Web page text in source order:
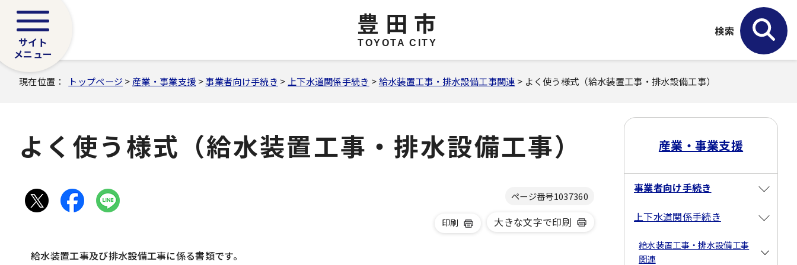
豊田市
TOYOTA CITY
サイト
メニュー
検索
現在位置： トップページ > 産業・事業支援 >事業者向け手続き > 上下水道関係手続き >給水装置工事・排水設備工事関連 > よく使う様式（給水装置工事・排水設備工事）
よく使う様式（給水装置工事・排水設備工事）
ページ番号1037360
印刷 大きな文字で印刷
給水装置工事及び排水設備工事に係る書類です。
産業・事業支援
事業者向け手続き
上下水道関係手続き
給水装置工事・排水設備工事
関連